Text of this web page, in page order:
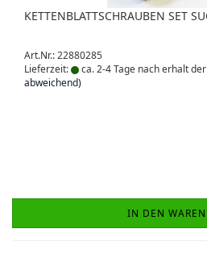
KETTENBLATTSCHRAUBEN SET
Art.Nr.: 22880285
Lieferzeit:
ca. 2-4 Tage nach erhalt
abweichend)
IN DEN